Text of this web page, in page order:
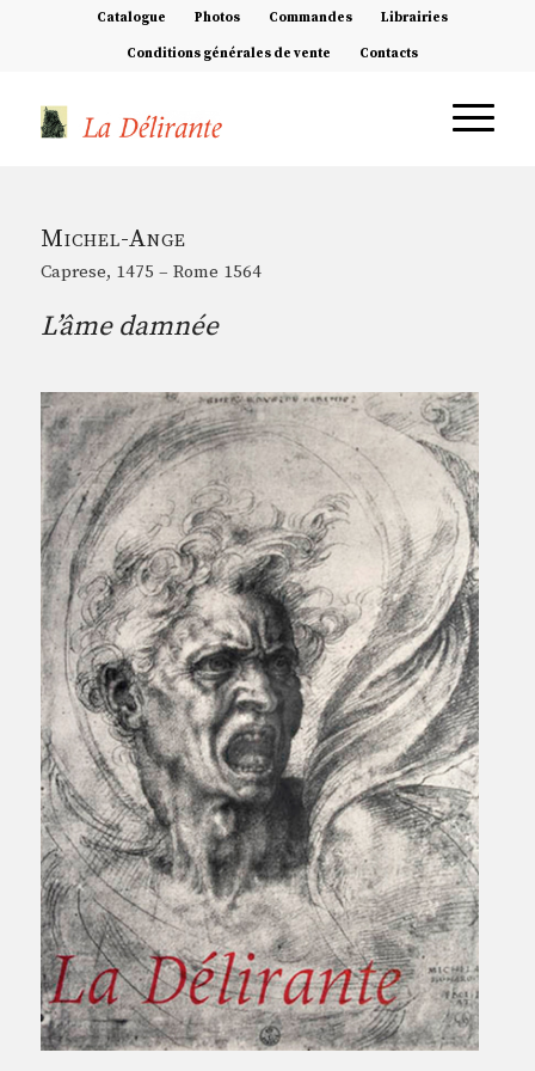
Catalogue Photos Commandes Librairies
Conditions générales de vente Contacts
Michel-Ange
Caprese, 1475 – Rome 1564
L’âme damnée